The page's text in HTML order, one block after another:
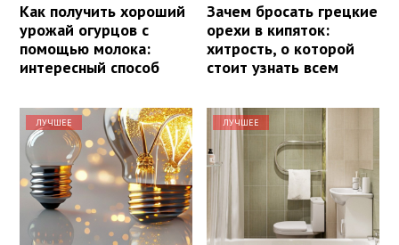
Как получить хороший
урожай огурцов с
помощью молока:
интересный способ
Зачем бросать грецкие
орехи в кипяток:
хитрость, о которой
стоит узнать всем
ЛУЧШЕЕ ЛУЧШЕЕ